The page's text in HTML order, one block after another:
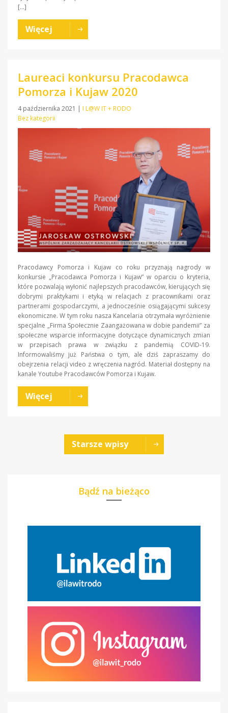
[…]
Więcej
Laureaci konkursu Pracodawca
Pomorza i Kujaw 2020
4 października 2021 | I L@W IT + RODO
Bez kategorii
Pracodawcy Pomorza i Kujaw co roku przyznają nagrody w
konkursie „Pracodawca Pomorza i Kujaw” w oparciu o kryteria,
które pozwalają wyłonić najlepszych pracodawców, kierujących się
dobrymi praktykami i etyką w relacjach z pracownikami oraz
partnerami gospodarczymi, a jednocześnie osiągającymi sukcesy
ekonomiczne. W tym roku nasza Kancelaria otrzymała wyróżnienie
specjalne „Firma Społecznie Zaangażowana w dobie pandemii” za
społeczne wsparcie informacyjne dotyczące dynamicznych zmian
w przepisach prawa w związku z pandemią COVID-19.
Informowaliśmy już Państwa o tym, ale dziś zapraszamy do
obejrzenia relacji video z wręczenia nagród. Materiał dostępny na
kanale Youtube Pracodawców Pomorza i Kujaw.
Więcej
Starsze wpisy
Bądź na bieżąco